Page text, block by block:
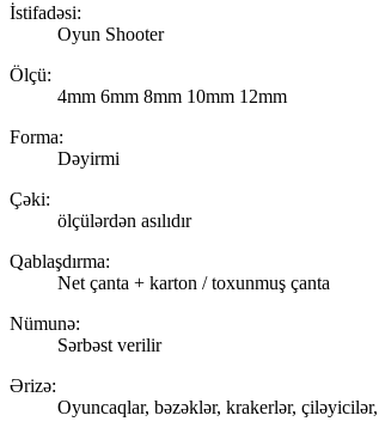
İstifadəsi:
Oyun Shooter
Ölçü:
4mm 6mm 8mm 10mm 12mm
Forma:
Dəyirmi
Çəki:
ölçülərdən asılıdır
Qablaşdırma:
Net çanta + karton / toxunmuş çanta
Nümunə:
Sərbəst verilir
Ərizə:
Oyuncaqlar, bəzəklər, krakerlər,